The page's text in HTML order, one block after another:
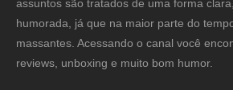
assuntos são tratados de uma forma
humorada, já que na maior parte do
massantes. Acessando o canal você
reviews, unboxing e muito bom humor.